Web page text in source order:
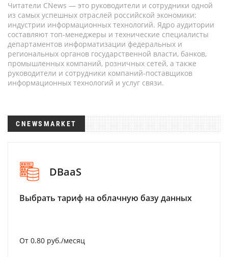
Читатели CNews — это руководители и сотрудники одной
из самых успешных отраслей российской экономики:
индустрии информационных технологий. Ядро аудитории
составляют топ-менеджеры и технические специалисты
департаментов информатизации федеральных и
региональных органов государственной власти, банков,
промышленных компаний, розничных сетей, а также
руководители и сотрудники компаний-поставщиков
информационных технологий и услуг связи.
CNEWSMARKET
DBaaS
Выбрать тариф на облачную базу данных
От 0.80 руб./месяц